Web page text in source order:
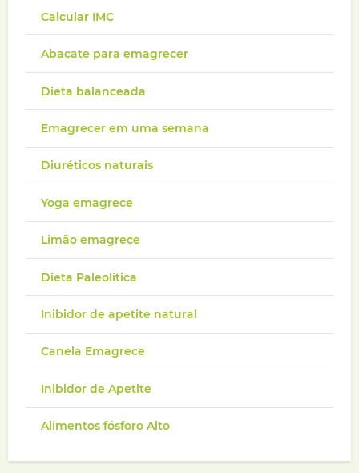
Calcular IMC
Abacate para emagrecer
Dieta balanceada
Emagrecer em uma semana
Diuréticos naturais
Yoga emagrece
Limão emagrece
Dieta Paleolítica
Inibidor de apetite natural
Canela Emagrece
Inibidor de Apetite
Alimentos fósforo Alto